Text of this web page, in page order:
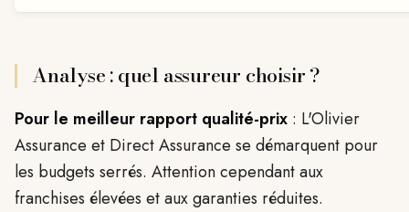
Analyse : quel assureur choisir ?
Pour le meilleur rapport qualité-prix : L'Olivier
Assurance et Direct Assurance se démarquent pour
les budgets serrés. Attention cependant aux
franchises élevées et aux garanties réduites.